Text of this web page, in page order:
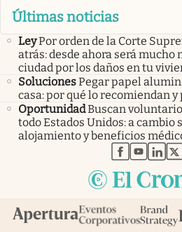
Últimas noticias
LeyPor orden de la Corte
atrás: desde ahora será
ciudad por los daños en tu
SolucionesPegar papel
casa: por qué lo recomiendan
OportunidadBuscan
todo Estados Unidos: a cambio
alojamiento y beneficios
abre en
abre